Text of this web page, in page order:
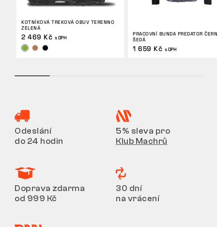
KOTNÍKOVÁ TREKOVÁ OBUV TERENNO
ZELENÁ
2 469 Kč s DPH
PRACOVNÍ BUNDA PREDATOR
ŠEDÁ
1 659 Kč s DPH
Odeslání
do 24 hodin
5% sleva pro
Klub Machrů
Doprava zdarma
od 999 Kč
30 dní
na vrácení